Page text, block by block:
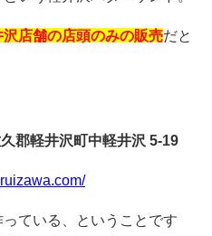
店舗の店頭のみの販売だと
郡軽井沢町中軽井沢 5-19
ている、ということです